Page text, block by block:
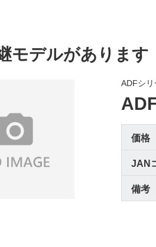
モデルがあります
ADFシ
価格
JAN
備考